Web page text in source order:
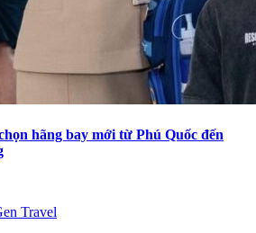
hãng bay mới từ Phú Quốc đến
Travel